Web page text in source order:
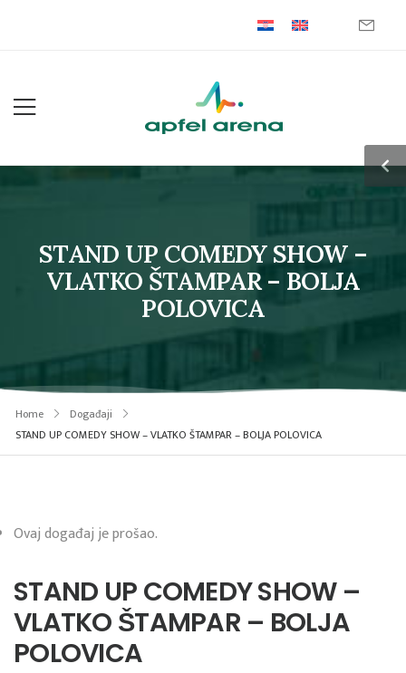
STAND UP COMEDY SHOW –
VLATKO ŠTAMPAR – BOLJA
POLOVICA
Home
Događaji
STAND UP COMEDY SHOW – VLATKO ŠTAMPAR – BOLJA POLOVICA
Ovaj događaj je prošao.
STAND UP COMEDY SHOW –
VLATKO ŠTAMPAR – BOLJA
POLOVICA